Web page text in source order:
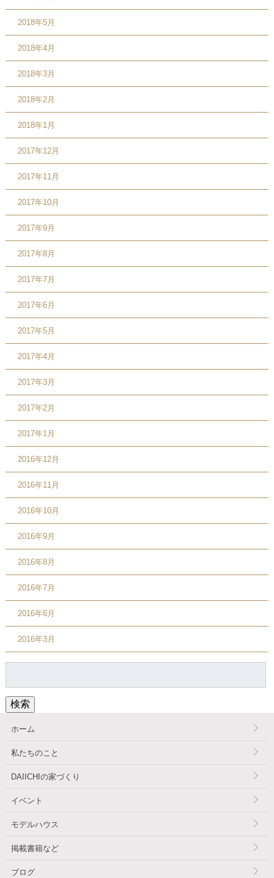
2018年5月
2018年4月
2018年3月
2018年2月
2018年1月
2017年12月
2017年11月
2017年10月
2017年9月
2017年8月
2017年7月
2017年6月
2017年5月
2017年4月
2017年3月
2017年2月
2017年1月
2016年12月
2016年11月
2016年10月
2016年9月
2016年8月
2016年7月
2016年6月
2016年3月
検索
ホーム
私たちのこと
DAIICHIの家づくり
イベント
モデルハウス
掲載書籍など
ブログ